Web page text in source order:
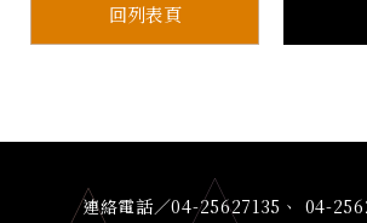
回列表頁
連絡電話／04-25627135、 04-